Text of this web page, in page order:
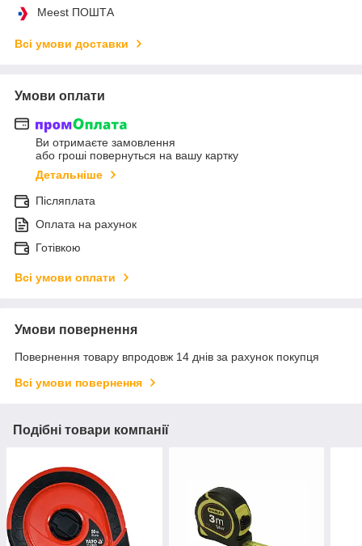
Meest ПОШТА
Всі умови доставки
Умови оплати
Ви отримаєте замовлення
або гроші повернуться на вашу картку
Детальніше
Післяплата
Оплата на рахунок
Готівкою
Всі умови оплати
Умови повернення
Повернення товару впродовж 14 днів за рахунок покупця
Всі умови повернення
Подібні товари компанії